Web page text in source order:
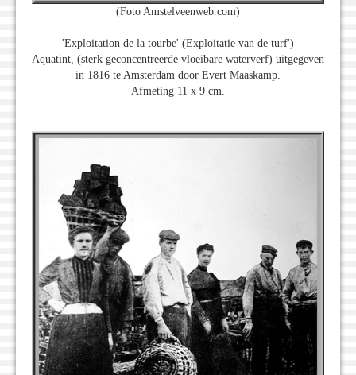
(Foto Amstelveenweb.com)
'Exploitation de la tourbe' (Exploitatie van de turf')
Aquatint, (sterk geconcentreerde vloeibare waterverf) uitgegeven
in 1816 te Amsterdam door Evert Maaskamp.
Afmeting 11 x 9 cm.